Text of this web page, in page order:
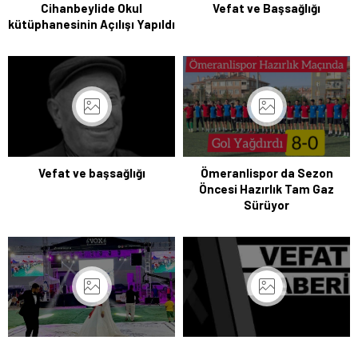
Cihanbeylide Okul
kütüphanesinin Açılışı Yapıldı
Vefat ve Başsağlığı
Vefat ve başsağlığı
Ömeranlispor da Sezon
Öncesi Hazırlık Tam Gaz
Sürüyor